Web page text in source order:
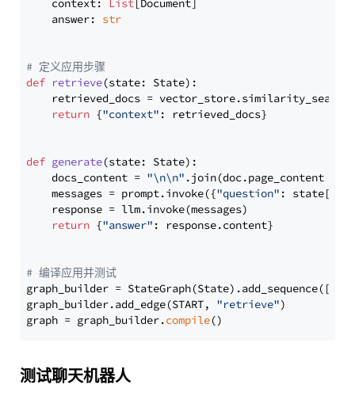
    context:
List [Document]
    answer:
str
# 定义应用步骤
def retrieve(state: State):
retrieved_docs =
return {"context" : retrieved_docs}
def generate(state: State):
    docs_content =
"\n\n" .join(doc.page_content
    messages = prompt.invoke({
"question" : state[
    response = llm.invoke(messages)
return {"answer" : response.content}
# 编译应用并测试
graph_builder =
graph_builder.add_edge(START, "retrieve")
graph = graph_builder.compile
测试聊天机器人